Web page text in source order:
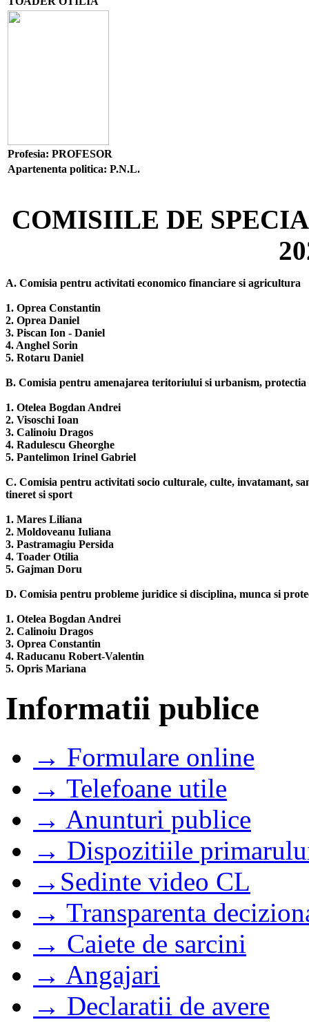
Profesia: PROFESOR
Apartenenta politica: P.N.L.
COMISIILE DE
A. Comisia pentru activitati economico financiare si agricultura
1. Oprea Constantin
2. Oprea Daniel
3. Piscan Ion - Daniel
4. Anghel Sorin
5. Rotaru Daniel
B. Comisia pentru amenajarea teritoriului si urbanism,
1. Otelea Bogdan Andrei
2. Visoschi Ioan
3. Calinoiu Dragos
4. Radulescu Gheorghe
5. Pantelimon Irinel Gabriel
C. Comisia pentru activitati socio culturale, culte, invatamant,
tineret si sport
1. Mares Liliana
2. Moldoveanu Iuliana
3. Pastramagiu Persida
4. Toader Otilia
5. Gajman Doru
D. Comisia pentru probleme juridice si disciplina, munca si
1. Otelea Bogdan Andrei
2. Calinoiu Dragos
3. Oprea Constantin
4. Raducanu Robert-Valentin
5. Opris Mariana
Informatii publice
→ Formulare online
→ Telefoane utile
→ Anunturi publice
→ Dispozitiile
→Sedinte video CL
→ Transparenta
→ Caiete de sarcini
→ Angajari
→ Declaratii de avere